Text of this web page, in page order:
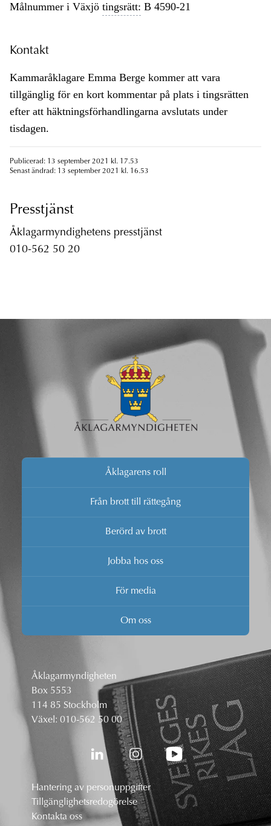
Målnummer i Växjö tingsrätt: B 4590-21
Kontakt
Kammaråklagare Emma Berge kommer att vara
tillgänglig för en kort kommentar på plats i tingsrätten
efter att häktningsförhandlingarna avslutats under
tisdagen.
Publicerad: 13 september 2021 kl. 17.53
Senast ändrad: 13 september 2021 kl. 16.53
Presstjänst
Åklagarmyndighetens presstjänst
010-562 50 20
Åklagarens roll
Från brott till rättegång
Berörd av brott
Jobba hos oss
För media
Om oss
Åklagarmyndigheten
Box 5553
114 85 Stockholm
Växel: 010-562 50 00
Hantering av personuppgifter
Tillgänglighetsredogörelse
Kontakta oss